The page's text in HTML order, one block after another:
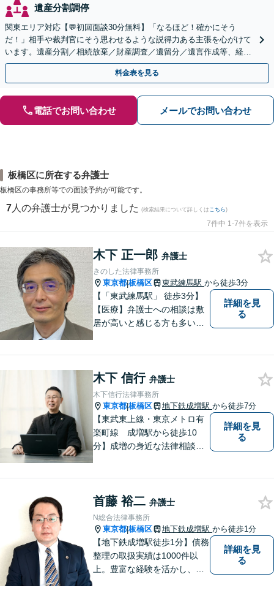
遺産分割調停
関東エリア対応【💬初回面談30分無料】「なるほど！確かにそう
だ！」相手や裁判官にそう思わせるような説得力ある主張を心がけて
います。遺産分割／相続放棄／財産調査／遺留分／遺言作成等、経験
豊富な事務所。複雑な手続を代行【年間相談100件以上】
料金表を見る
電話でお問い合わせ メールでお問い合わせ
板橋区に所在する弁護士
板橋区の事務所等での面談予約が可能です。
7 人の弁護士が見つかりました (検索結果について詳しくは こちら)
7件中 1-7件を表示
木下 正一郎 弁護士
きのした法律事務所
東京都|板橋区 東武練馬駅 から徒歩3分
【「東武練馬駅」 徒歩3分】
【医療】弁護士への相談は敷
居が高いと感じる方も多いか
目指すサービスを提供してい
ます。 何か困ったことがあれ
ば、まずはお気軽にご相談く
ださい。
詳細を見
る
木下 信行 弁護士
木下信行法律事務所
東京都|板橋区 地下鉄成増駅 から徒歩7分
【東武東上線・東京メトロ有
楽町線 成増駅から徒歩10
分】成増の身近な法律相談所
詳細を見
る
首藤 裕二 弁護士
N総合法律事務所
東京都|板橋区 地下鉄成増駅 から徒歩1分
【地下鉄成増駅徒歩1分】債務
整理の取扱実績は1000件以
上。豊富な経験を活かし、ご
詳細を見
る